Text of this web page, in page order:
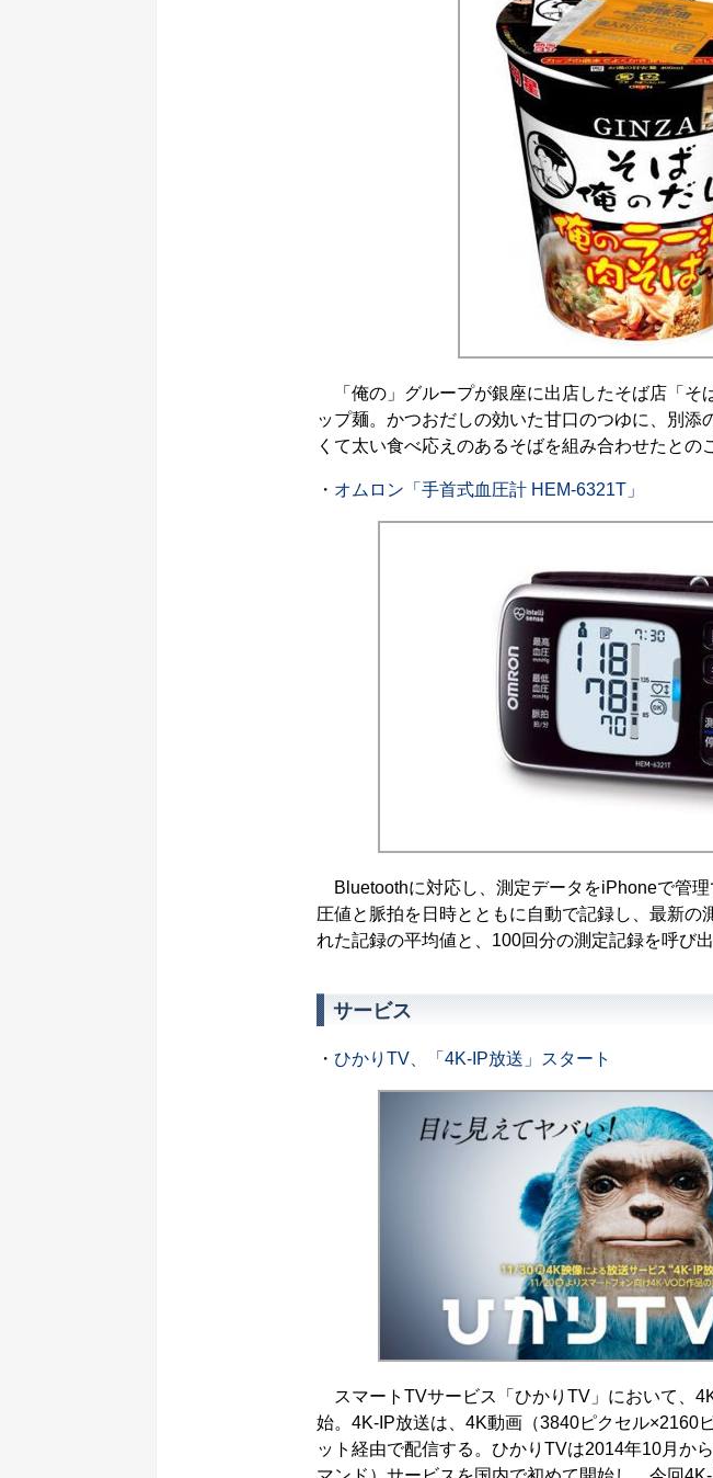
「俺の」グループが銀座に出店したそば店「そ
ップ麺。かつおだしの効いた甘口のつゆに、別添
くて太い食べ応えのあるそばを組み合わせたとの
・ オムロン「手首式血圧計 HEM-6321T」
Bluetoothに対応し、測定データをiPhoneで管理
圧値と脈拍を日時とともに自動で記録し、最新の
れた記録の平均値と、100回分の測定記録を呼び
サービス
・ ひかりTV、「4K-IP放送」スタート
スマートTVサービス「ひかりTV」において、
始。4K-IP放送は、4K動画（3840ピクセル×2160
ット経由で配信する。ひかりTVは2014年10月か